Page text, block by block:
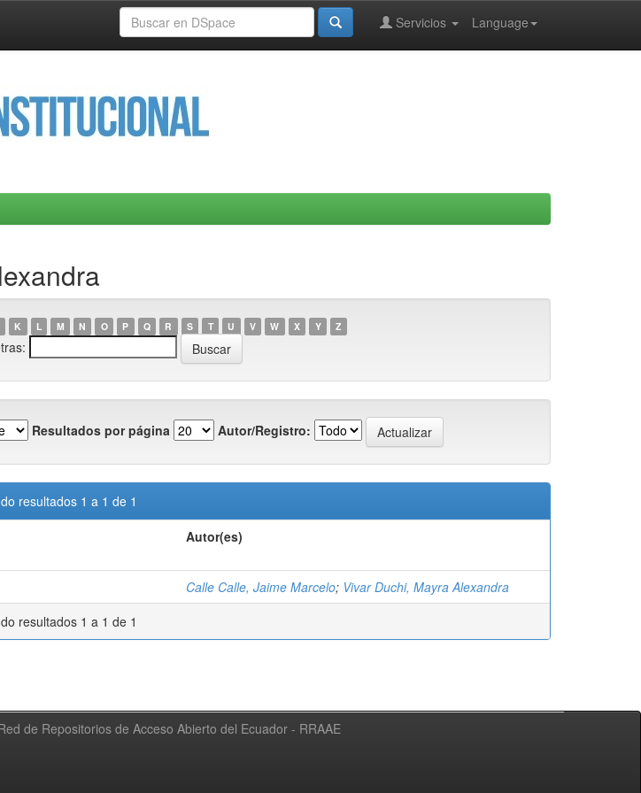
Language
Servicios
K L M N O P Q R S T U V W X Y Z
Resultados por página Autor/Registro:
resultados 1 a 1 de 1
Autor(es)
Calle Calle, Jaime Marcelo; Vivar Duchi, Mayra Alexandra
resultados 1 a 1 de 1
de Repositorios de Acceso Abierto del Ecuador - RRAAE